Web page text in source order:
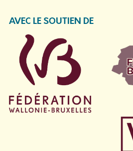
AVEC LE SOUTIEN DE